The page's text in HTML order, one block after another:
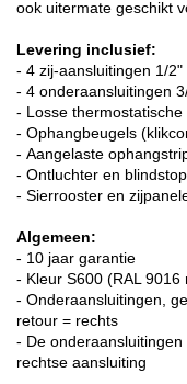
ook uitermate geschikt
Levering inclusief:
- 4 zij-aansluitingen 1/2"
- 4 onderaansluitingen
- Losse
- Ophangbeugels
- Aangelaste
- Ontluchter en
- Sierrooster en
Algemeen:
- 10 jaar garantie
- Kleur S600 (RAL 9016
- Onderaansluitingen,
retour = rechts
- De
rechtse aansluiting